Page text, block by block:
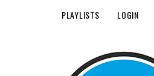
PLAYLISTS LOGIN